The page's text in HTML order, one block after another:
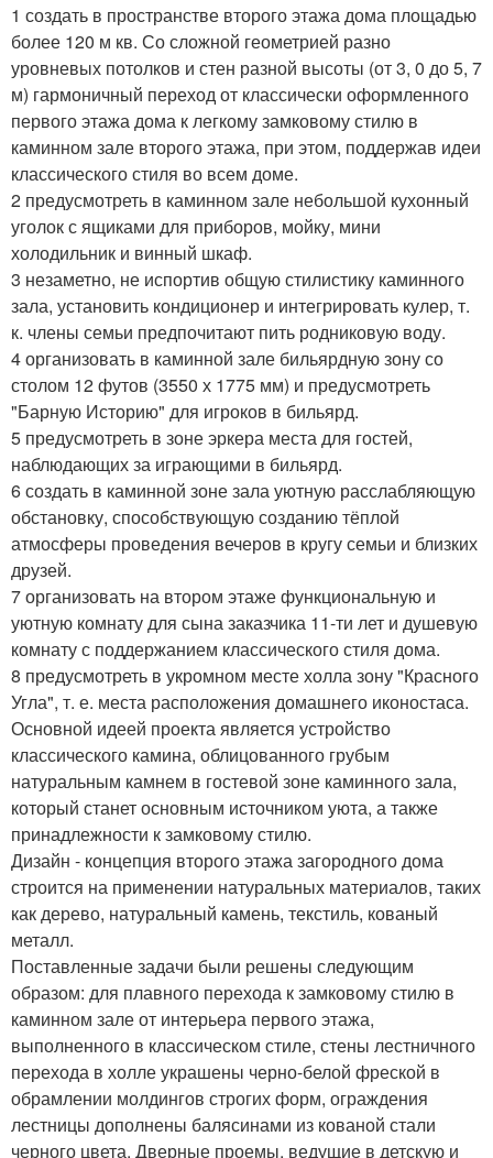
1 создать в пространстве второго этажа дома площадью
более 120 м кв. Со сложной геометрией разно
уровневых потолков и стен разной высоты (от 3, 0 до 5, 7
м) гармоничный переход от классически оформленного
первого этажа дома к легкому замковому стилю в
каминном зале второго этажа, при этом, поддержав идеи
классического стиля во всем доме.
2 предусмотреть в каминном зале небольшой кухонный
уголок с ящиками для приборов, мойку, мини
холодильник и винный шкаф.
3 незаметно, не испортив общую стилистику каминного
зала, установить кондиционер и интегрировать кулер, т.
к. члены семьи предпочитают пить родниковую воду.
4 организовать в каминной зале бильярдную зону со
столом 12 футов (3550 х 1775 мм) и предусмотреть
"Барную Историю" для игроков в бильярд.
5 предусмотреть в зоне эркера места для гостей,
наблюдающих за играющими в бильярд.
6 создать в каминной зоне зала уютную расслабляющую
обстановку, способствующую созданию тёплой
атмосферы проведения вечеров в кругу семьи и близких
друзей.
7 организовать на втором этаже функциональную и
уютную комнату для сына заказчика 11-ти лет и душевую
комнату с поддержанием классического стиля дома.
8 предусмотреть в укромном месте холла зону "Красного
Угла", т. е. места расположения домашнего иконостаса.
Основной идеей проекта является устройство
классического камина, облицованного грубым
натуральным камнем в гостевой зоне каминного зала,
который станет основным источником уюта, а также
принадлежности к замковому стилю.
Дизайн - концепция второго этажа загородного дома
строится на применении натуральных материалов, таких
как дерево, натуральный камень, текстиль, кованый
металл.
Поставленные задачи были решены следующим
образом: для плавного перехода к замковому стилю в
каминном зале от интерьера первого этажа,
выполненного в классическом стиле, стены лестничного
перехода в холле украшены черно-белой фреской в
обрамлении молдингов строгих форм, ограждения
лестницы дополнены балясинами из кованой стали
черного цвета. Дверные проемы, ведущие в детскую и